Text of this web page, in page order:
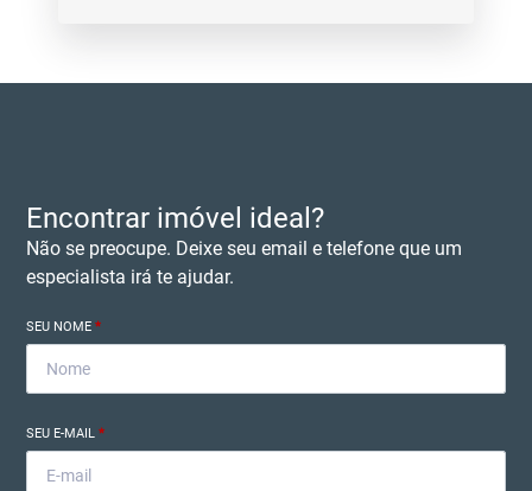
Encontrar imóvel ideal?
Não se preocupe. Deixe seu email e telefone que um
especialista irá te ajudar.
SEU NOME*
SEU E-MAIL*